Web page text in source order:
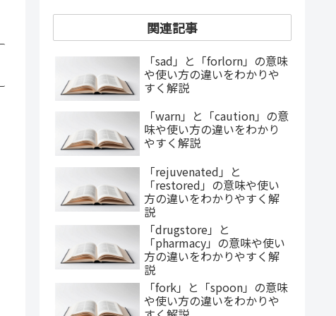
関連記事
「sad」と「forlorn」の意味
や使い方の違いをわかりや
すく解説
「warn」と「caution」の意
味や使い方の違いをわかり
やすく解説
「rejuvenated」と
「restored」の意味や使い
方の違いをわかりやすく解
説
「drugstore」と
「pharmacy」の意味や使い
方の違いをわかりやすく解
説
「fork」と「spoon」の意味
や使い方の違いをわかりや